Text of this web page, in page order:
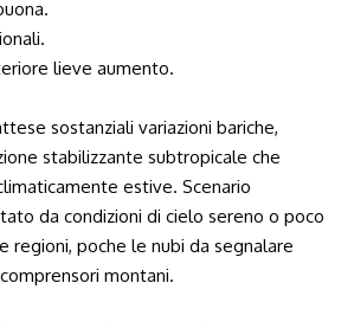
lieve aumento.
sostanziali variazioni bariche,
stabilizzante subtropicale che
estive. Scenario
da condizioni di cielo sereno o poco
regioni, poche le nubi da segnalare
montani.